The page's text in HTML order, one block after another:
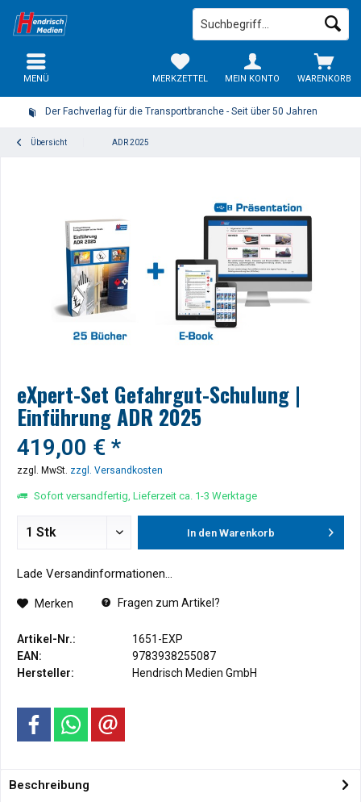
Der Fachverlag für die Transportbranche - Seit über 50 Jahren
MENÜ WARENKORB
MERKZETTEL MEIN KONTO
Übersicht ADR 2025
eXpert-Set Gefahrgut-Schulung |
Einführung ADR 2025
419,00 € *
zzgl. MwSt. zzgl. Versandkosten
Sofort versandfertig, Lieferzeit ca. 1-3 Werktage
In den Warenkorb
Lade Versandinformationen...
Merken Fragen zum Artikel?
Artikel-Nr.:
1651-EXP
EAN:
9783938255087
Hersteller:
Hendrisch Medien GmbH
Beschreibung